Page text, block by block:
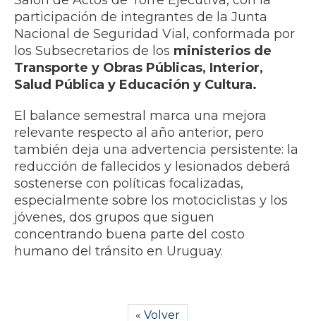
participación de integrantes de la Junta
Nacional de Seguridad Vial, conformada por
los Subsecretarios de los ministerios de
Transporte y Obras Públicas, Interior,
Salud Pública y Educación y Cultura.
El balance semestral marca una mejora
relevante respecto al año anterior, pero
también deja una advertencia persistente: la
reducción de fallecidos y lesionados deberá
sostenerse con políticas focalizadas,
especialmente sobre los motociclistas y los
jóvenes, dos grupos que siguen
concentrando buena parte del costo
humano del tránsito en Uruguay.
« Volver